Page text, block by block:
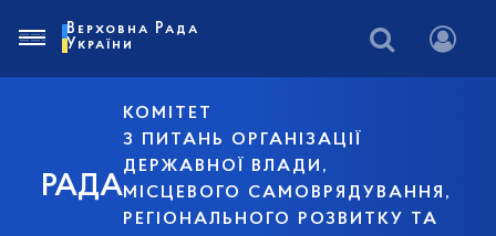
РАДА
КОМІТЕТ
З ПИТАНЬ ОРГАНІЗАЦІЇ
ДЕРЖАВНОЇ ВЛАДИ,
МІСЦЕВОГО САМОВРЯДУВАННЯ,
РЕГІОНАЛЬНОГО РОЗВИТКУ ТА
Верховна Рада
України